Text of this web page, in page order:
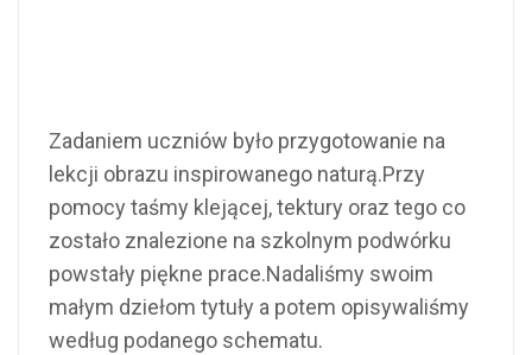
Zadaniem uczniów było przygotowanie na
lekcji obrazu inspirowanego naturą.Przy
pomocy taśmy klejącej, tektury oraz tego co
zostało znalezione na szkolnym podwórku
powstały piękne prace.Nadaliśmy swoim
małym dziełom tytuły a potem opisywaliśmy
według podanego schematu.